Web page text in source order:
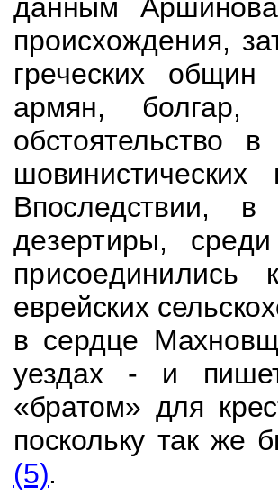
данным
происхождения,
греческих
армян,
обстоятельство
шовинистических
Впоследствии,
дезертиры,
присоединились
еврейских
в сердце
уездах - и
«братом» для
поскольку так же
(5).